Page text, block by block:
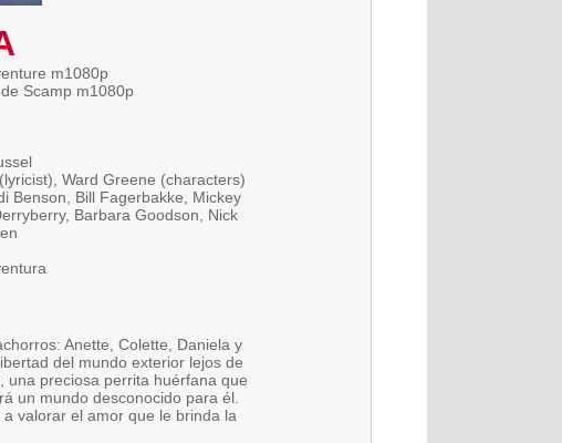
m1080p
Scamp m1080p
Ward Greene (characters)
Benson, Bill Fagerbakke, Mickey
Barbara Goodson, Nick
Anette, Colette, Daniela y
del mundo exterior lejos de
una preciosa perrita huérfana que
un mundo desconocido para él.
valorar el amor que le brinda la